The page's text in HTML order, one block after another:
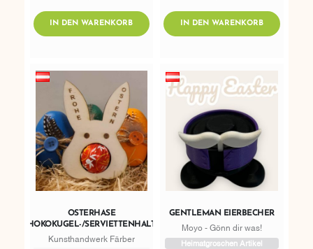
IN DEN WARENKORBADDTOCART IN DEN WARENKORBADDTOCART
OSTERHASE
SCHOKOKUGEL-/SERVIETTENHALTER
Kunsthandwerk Färber
GENTLEMAN EIERBECHER
Moyo - Gönn dir was!
Heimatgroschen Artikel